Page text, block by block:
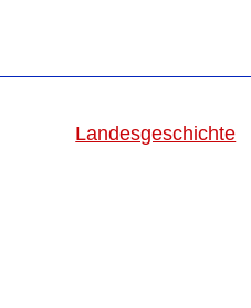
Landesgeschichte